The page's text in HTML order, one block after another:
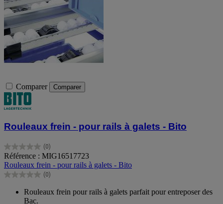
Comparer Comparer
Rouleaux frein - pour rails à galets - Bito
(0)
0.0
sur
5
étoiles.
Référence : MIG16517723
Rouleaux frein - pour rails à galets - Bito
(0)
0.0
Rouleaux frein pour rails à galets parfait pour entreposer des
Bac.